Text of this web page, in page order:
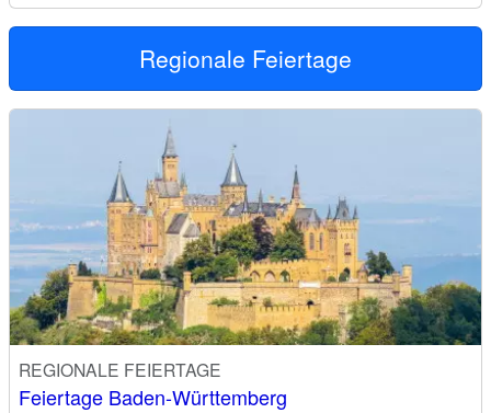
Regionale Feiertage
REGIONALE FEIERTAGE
Feiertage Baden-Württemberg